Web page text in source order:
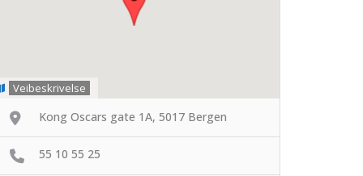
Veibeskrivelse
Kong Oscars gate 1A, 5017 Bergen
55 10 55 25